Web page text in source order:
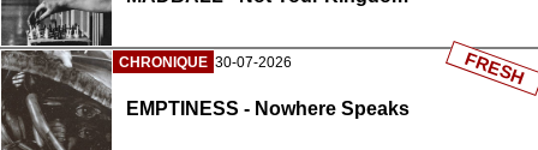
CHRONIQUE 30-07-2026
EMPTINESS - Nowhere Speaks
FRESH